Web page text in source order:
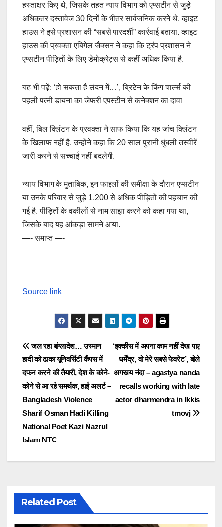
हस्ताक्षर किए थे, जिसके तहत न्याय विभाग को एप्सटीन से जुड़े
अधिकतर दस्तावेज 30 दिनों के भीतर सार्वजनिक करने थे. व्हाइट
हाउस ने इसे प्रशासन की “सबसे पारदर्शी” कार्रवाई बताया. व्हाइट
हाउस की प्रवक्ता एबिगेल जैक्सन ने कहा कि ट्रंप प्रशासन ने
एप्सटीन पीड़ितों के लिए डेमोक्रेट्स से कहीं अधिक किया है.
यह भी पढ़ें: ‘हो सकता है लंदन में…’, ब्रिटेन के किंग चार्ल्स की
पहली पत्नी डायना का जेफरी एपस्टीन से कनेक्शन का दावा
वहीं, बिल क्लिंटन के प्रवक्ता ने साफ किया कि यह जांच क्लिंटन
के खिलाफ नहीं है. उन्होंने कहा कि 20 साल पुरानी धुंधली तस्वीरें
जारी करने से सच्चाई नहीं बदलेगी.
न्याय विभाग के मुताबिक, इन फाइलों की समीक्षा के दौरान एप्सटीन
या उनके परिवार से जुड़े 1,200 से अधिक पीड़ितों की पहचान की
गई है. पीड़ितों के वकीलों से नाम साझा करने को कहा गया था,
जिसके बाद यह आंकड़ा सामने आया.
—- समाप्त —-
Source link
Post
navigation
‘इक्कीस में अपना काम नहीं देख पाए
धर्मेंद्र, वो मेरे सबसे फेवरेट’, बोले
अगस्त्य नंदा – agastya nanda
recalls working with late
actor dharmendra in Ikkis
tmovj
जल रहा बांग्लादेश… उस्मान
हादी को ढाका यूनिवर्सिटी कैंपस में
दफन करने की तैयारी, देश के कोने-
कोने से आ रहे समर्थक, हाई अलर्ट –
Bangladesh Violence
Sharif Osman Hadi Killing
National Poet Kazi Nazrul
Islam NTC
Related Post